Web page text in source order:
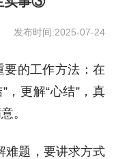
发布时间:2025-07-24
要的工作方法：在
，更解“心结”，真
。
难题，要讲求方式